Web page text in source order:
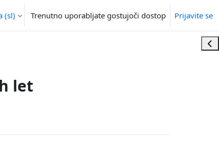
‎(sl)‎ Trenutno uporabljate gostujoči dostop Prijavite se
let